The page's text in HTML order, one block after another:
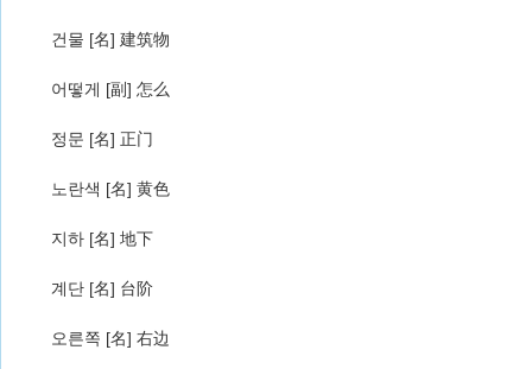
건물 [名] 建筑物
어떻게 [副] 怎么
정문 [名] 正门
노란색 [名] 黄色
지하 [名] 地下
계단 [名] 台阶
오른쪽 [名] 右边